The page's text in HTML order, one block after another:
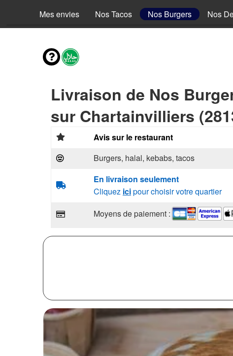
Mes envies Nos Tacos Nos Burgers Nos
Livraison de Nos
sur Chartainvilliers
Avis sur le restaurant
Burgers, halal, kebabs, tacos
En livraison seulement
Cliquez icipour choisir votre quartier
Moyens de paiement :